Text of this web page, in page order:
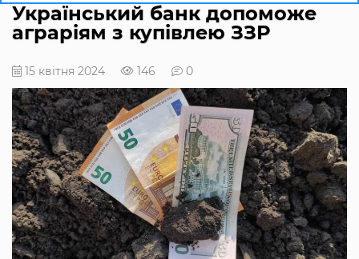
Український банк допоможе
аграріям з купівлею ЗЗР
15 квітня 2024 146 0